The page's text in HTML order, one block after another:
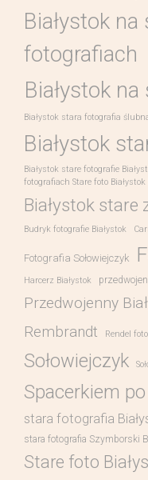
Białystok na
fotografiach
Białystok
Białystok stara fotografia
Białystok
Białystok stare fotografie
fotografiach Stare foto
Białystok stare
Budryk fotografie Białystok
Fotografia Sołowiejczyk
Harcerz Białystok
Przedwojenny
Rembrandt Rendel
Sołowiejczyk
Spacerkiem
stara fotografia
stara fotografia Szymborski
Stare foto